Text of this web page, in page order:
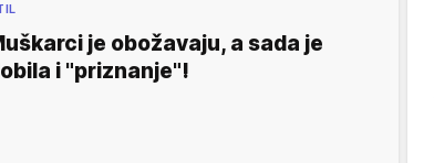
je obožavaju, a sada je
i "priznanje"!